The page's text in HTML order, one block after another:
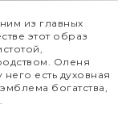
из главных
этот образ
Оленя
есть духовная
богатства,